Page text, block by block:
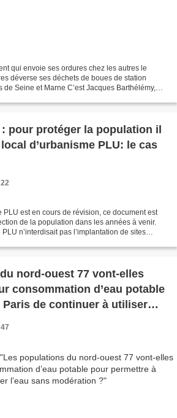
qui envoie ses ordures chez les autres le
déverse ses déchets de boues de station
de Seine et Marne C’est Jacques Barthélémy,
: pour protéger la population il
d’urbanisme PLU: le cas
PLU est en cours de révision, ce document est
de la population dans les années à venir.
n’interdisait pas l’implantation de sites
nord-ouest 77 vont-elles
consommation d’eau potable
Paris de continuer à utiliser
?